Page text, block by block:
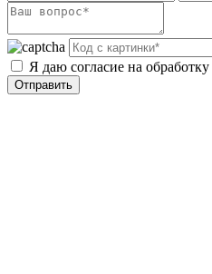
Я даю согласие на обработку
Отправить